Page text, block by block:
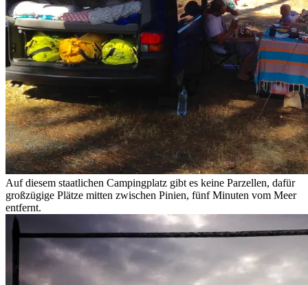
Auf diesem staatlichen Campingplatz gibt es keine Parzellen, dafür
großzügige Plätze mitten zwischen Pinien, fünf Minuten vom Meer
entfernt.